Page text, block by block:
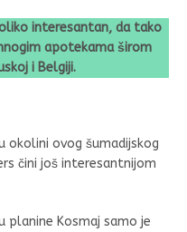
interesantan, da tako
apotekama širom
i Belgiji.
okolini ovog šumadijskog
čini još interesantnijom
planine Kosmaj samo je